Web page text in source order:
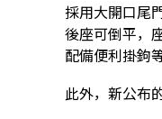
採用大開口尾
後座可倒平，
配備便利掛鉤
此外，新公布